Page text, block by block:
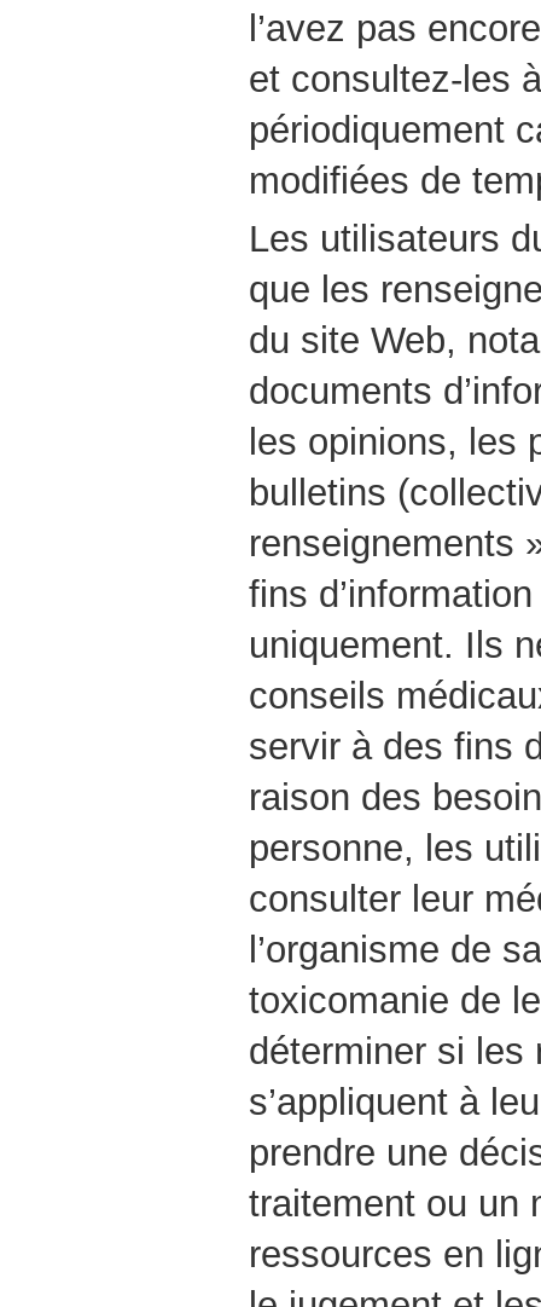
l’avez pas
et consultez-les
périodiquement
modifiées de
Les utilisateurs
que les
du site Web,
documents
les opinions, les
bulletins
renseignements
fins
uniquement. Ils
conseils
servir à des fins
raison des
personne, les
consulter leur
l’organisme de
toxicomanie de
déterminer si les
s’appliquent à
prendre une
traitement ou un
ressources en